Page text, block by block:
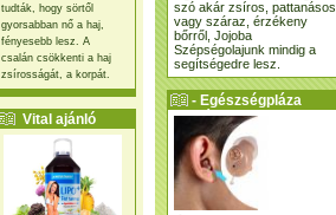
tudták, hogy sörtől
gyorsabban nő a haj,
fényesebb lesz. A
csalán csökkenti a haj
zsírosságát, a korpát.
Vital ajánló
szó akár zsíros, pattanásos
vagy száraz, érzékeny
bőrről, Jojoba
Szépségolajunk mindig a
segítségedre lesz.
- Egészségpláza
ajánlatunk -